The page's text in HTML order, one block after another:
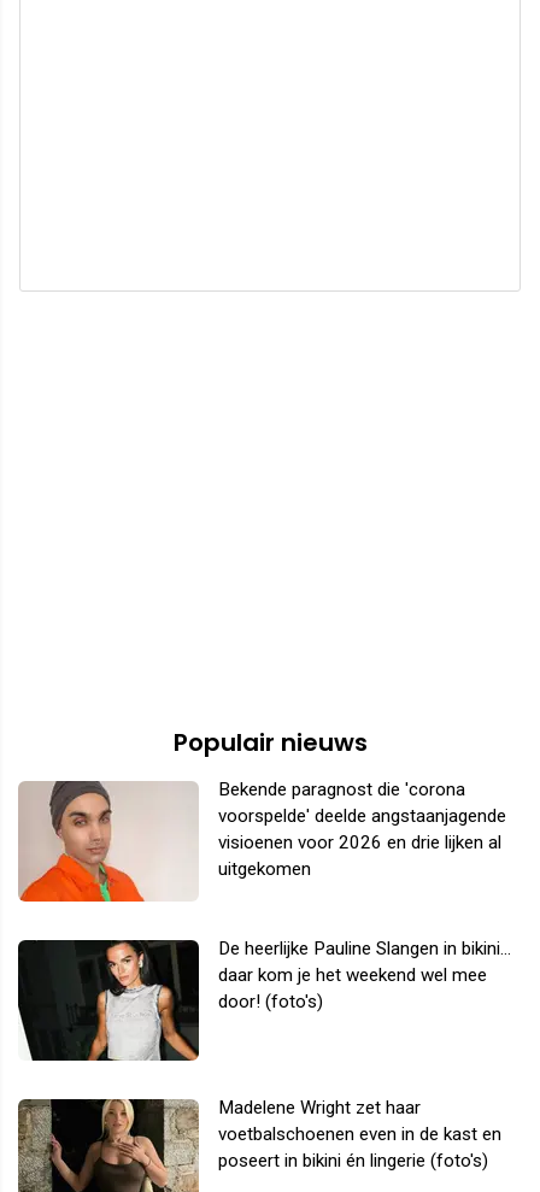
Populair nieuws
Bekende paragnost die 'corona
voorspelde' deelde angstaanjagende
visioenen voor 2026 en drie lijken al
uitgekomen
De heerlijke Pauline Slangen in bikini...
daar kom je het weekend wel mee
door! (foto's)
Madelene Wright zet haar
voetbalschoenen even in de kast en
poseert in bikini én lingerie (foto's)